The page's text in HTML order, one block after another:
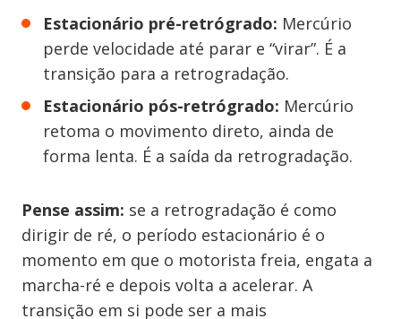
Estacionário pré-retrógrado: Mercúrio
perde velocidade até parar e “virar”. É a
transição para a retrogradação.
Estacionário pós-retrógrado: Mercúrio
retoma o movimento direto, ainda de
forma lenta. É a saída da retrogradação.
Pense assim: se a retrogradação é como
dirigir de ré, o período estacionário é o
momento em que o motorista freia, engata a
marcha-ré e depois volta a acelerar. A
transição em si pode ser a mais